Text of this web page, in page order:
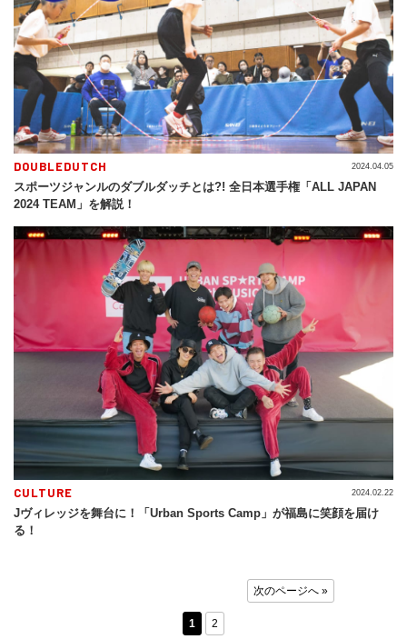
DOUBLEDUTCH
スポーツジャンルのダブルダッチとは?! 全日本選手権「ALL JAPAN
2024 TEAM」を解説！
2024.04.05
CULTURE
Jヴィレッジを舞台に！「Urban Sports Camp」が福島に笑顔を届け
る！
2024.02.22
1 2
次のページへ »